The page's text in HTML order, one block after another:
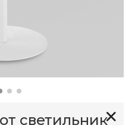
✕
светильник